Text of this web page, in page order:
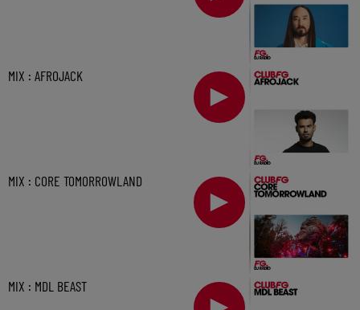
MIX : AFROJACK
MIX : CORE TOMORROWLAND
MIX : MDL BEAST